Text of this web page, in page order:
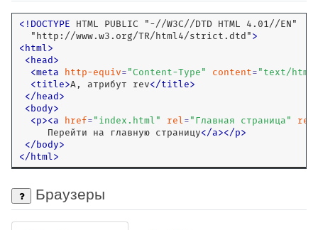
< ! DOCTYPE HTML PUBLIC "-//W3C//DTD HTML 4.01//EN"
  "http://www.w3.org/TR/html4/strict.dtd"
>
< html >
< head >
<meta http-equiv= "Content-Type " content= " text/
<title>А, атрибут rev</title>
</ head >
< body>
<p><a href= " index.html " rel = " Главная страница " rev
     Перейти на главную страницу
</a></p>
</ body>
</ html >
Браузеры